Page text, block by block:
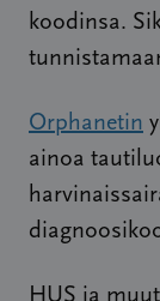
koodinsa.
Orphanetin
ainoa
HUS ja